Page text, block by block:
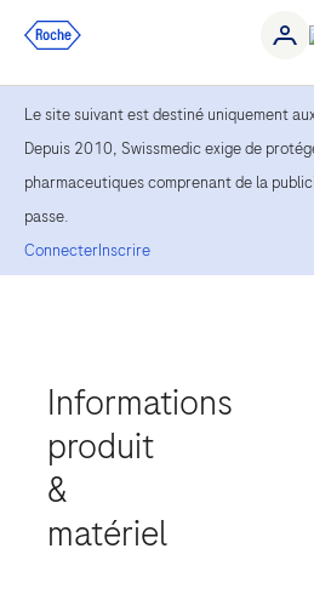
Le site suivant est destiné uniquement
Depuis 2010, Swissmedic exige de
pharmaceutiques comprenant de la
passe.
ConnecterInscrire
Informations
produit
&
matériel